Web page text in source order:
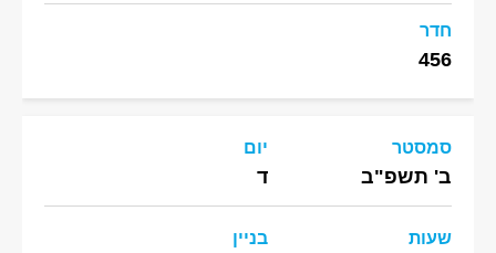
חדר
456
סמסטר
ב' תשפ"ב
יום
ד
שעות בניין